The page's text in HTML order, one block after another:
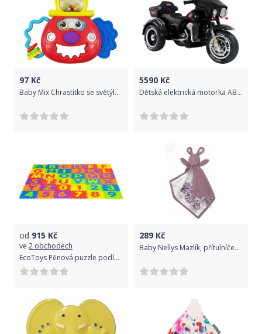
97 Kč
Baby Mix Chrastítko se světýlkem klaun červený Plast, 17 cm
5590 Kč
Dětská elektrická motorka ABM-5288 - černá
od 915 Kč
ve 2 obchodech
EcoToys Pěnová puzzle podložka s abecedou a čísly | 178x178cm
289 Kč
Baby Nellys Mazlík, přítulníček Zajíček, fleece + bavlna, Plameňák - švestkový